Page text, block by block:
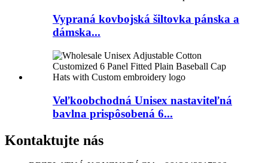
Vypraná kovbojská šiltovka pánska a
dámska...
Veľkoobchodná Unisex nastaviteľná
bavlna prispôsobená 6...
Kontaktujte nás